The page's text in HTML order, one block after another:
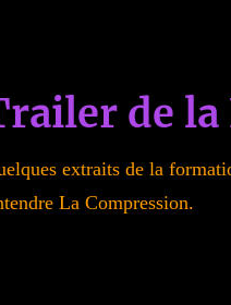
de
extraits de la
La Compression.